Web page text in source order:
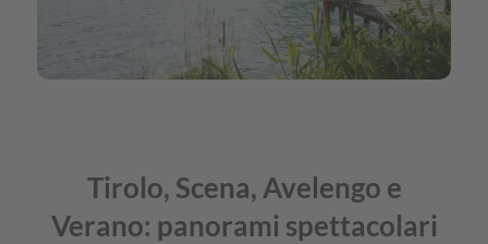
Alta
Val
Non:Tirolo, Scena, Avelengo e
Verano: panorami spettacolari